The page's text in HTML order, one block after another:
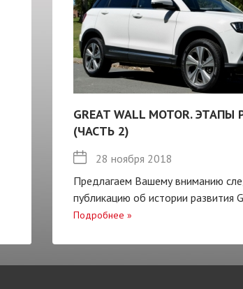
GREAT WALL MOTOR.
(ЧАСТЬ 2)
28 ноября 2018
Предлагаем Вашему вниманию
публикацию об истории развития
Подробнее »